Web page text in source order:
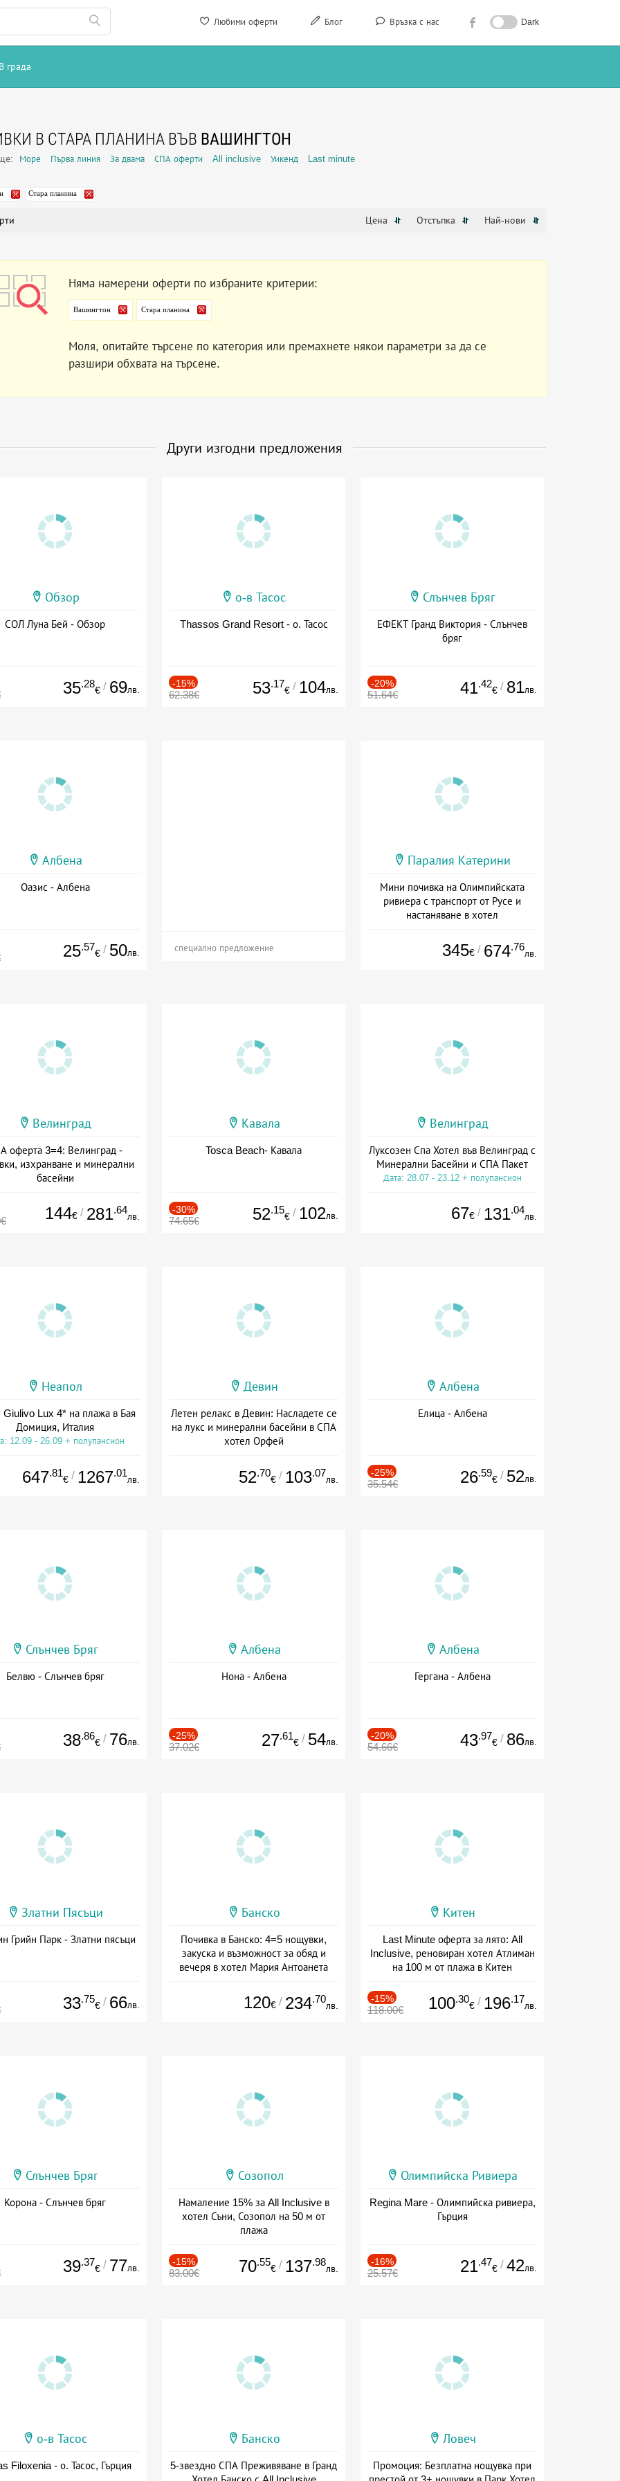
Любими оферти Блог Връзка с нас Dark
В града
В СТАРА ПЛАНИНА ВЪВ ВАШИНГТОН
Море Първа линия За двама СПА оферти All inclusive Уикенд Last minute
Стара планина
Цена Отстъпка Най-нови
Няма намерени оферти по избраните критерии:
Вашингтон Стара планина
Моля, опитайте търсене по категория или премахнете някои параметри за да се
разшири обхвата на търсене.
Други изгодни предложения
Обзор
СОЛ Луна Бей - Обзор
35.28
€ / 69лв.
о-в Тасос
Thassos Grand Resort - о. Тасос
-15%
62.38€ 53.17
€ / 104лв.
Слънчев Бряг
ЕФЕКТ Гранд Виктория - Слънчев
бряг
-20%
51.64€ 41.42
€ / 81лв.
Албена
Оазис - Албена
25.57
€ / 50лв. специално предложение
Паралия Катерини
Мини почивка на Олимпийската
ривиера с транспорт от Русе и
настаняване в хотел
345€ / 674.76
лв.
Велинград
оферта 3=4: Велинград -
изхранване и минерални
басейни
144€ / 281.64
лв.
Кавала
Tosca Beach- Кавала
-30%
74.65€ 52.15
€ / 102лв.
Велинград
Луксозен Спа Хотел във Велинград с
Минерални Басейни и СПА Пакет
Дата: 28.07 - 23.12 + полупансион
67€ / 131.04
лв.
Неапол
Giulivo Lux 4* на плажа в Бая
Домиция, Италия
12.09 - 26.09 + полупансион
647.81
€ / 1267.01
лв.
Девин
Летен релакс в Девин: Насладете се
на лукс и минерални басейни в СПА
хотел Орфей
52.70
€ / 103.07
лв.
Албена
Елица - Албена
-25%
35.54€ 26.59
€ / 52лв.
Слънчев Бряг
Белвю - Слънчев бряг
38.86
€ / 76лв.
Албена
Нона - Албена
-25%
37.02€ 27.61
€ / 54лв.
Албена
Гергана - Албена
-20%
54.66€ 43.97
€ / 86лв.
Златни Пясъци
Грийн Парк - Златни пясъци
33.75
€ / 66лв.
Банско
Почивка в Банско: 4=5 нощувки,
закуска и възможност за обяд и
вечеря в хотел Мария Антоанета
120€ / 234.70
лв.
Китен
Last Minute оферта за лято: All
Inclusive, реновиран хотел Атлиман
на 100 м от плажа в Китен
-15%
118.00€ 100.30
€ / 196.17
лв.
Слънчев Бряг
Корона - Слънчев бряг
39.37
€ / 77лв.
Созопол
Намаление 15% за All Inclusive в
хотел Съни, Созопол на 50 м от
плажа
-15%
83.00€ 70.55
€ / 137.98
лв.
Олимпийска Ривиера
Regina Mare - Олимпийска ривиера,
Гърция
-16%
25.57€ 21.47
€ / 42лв.
о-в Тасос
Filoxenia - о. Тасос, Гърция
Банско
5-звездно СПА Преживяване в Гранд
Ловеч
Промоция: Безплатна нощувка при